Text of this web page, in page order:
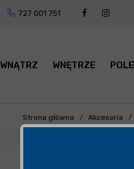
727 001 751
WNĘTRZE
Strona główna Akcesoria